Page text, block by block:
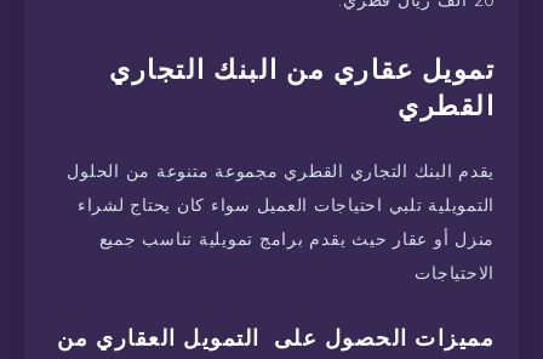
تمويل عقاري من البنك التجاري
القطري
يقدم البنك التجاري القطري مجموعة متنوعة من الحلول
التمويلية تلبي احتياجات العميل سواء كان يحتاج لشراء
منزل أو عقار حيث يقدم برامج تمويلية تناسب جميع
الاحتياجات
مميزات الحصول على التمويل العقاري من